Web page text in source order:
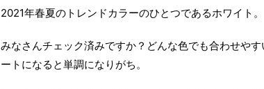
2021年春夏のトレンドカラーのひとつであるホワイト。
みなさんチェック済みですか？どんな色でも合わせや
ートになると単調になりがち。